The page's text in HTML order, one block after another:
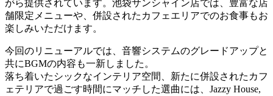
がら提供されています。池袋サンシャイン店では、豊富な店
舗限定メニューや、併設されたカフェエリアでのお食事もお
楽しみいただけます。
今回のリニューアルでは、音響システムのグレードアップと
共にBGMの内容も一新しました。
落ち着いたシックなインテリア空間、新たに併設されたカフ
ェテリアで過ごす時間にマッチした選曲には、Jazzy House,